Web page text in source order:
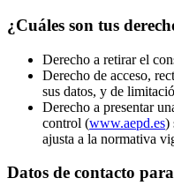
¿Cuáles son tus
Derecho a retirar el
Derecho de acceso,
sus datos, y de
Derecho a presentar
control (www.aepd.es)
ajusta a la normativa
Datos de contacto